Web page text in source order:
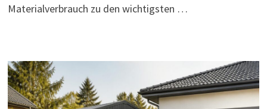
Materialverbrauch zu den wichtigsten …